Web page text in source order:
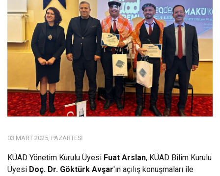
03 MART 2025, PAZARTESI
KÜAD Yönetim Kurulu Üyesi Fuat Arslan, KÜAD Bilim Kurulu
Üyesi Doç. Dr. Göktürk Avşar'ın açılış konuşmaları ile